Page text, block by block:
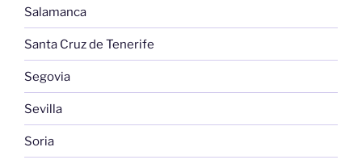
Salamanca
Santa Cruz de Tenerife
Segovia
Sevilla
Soria